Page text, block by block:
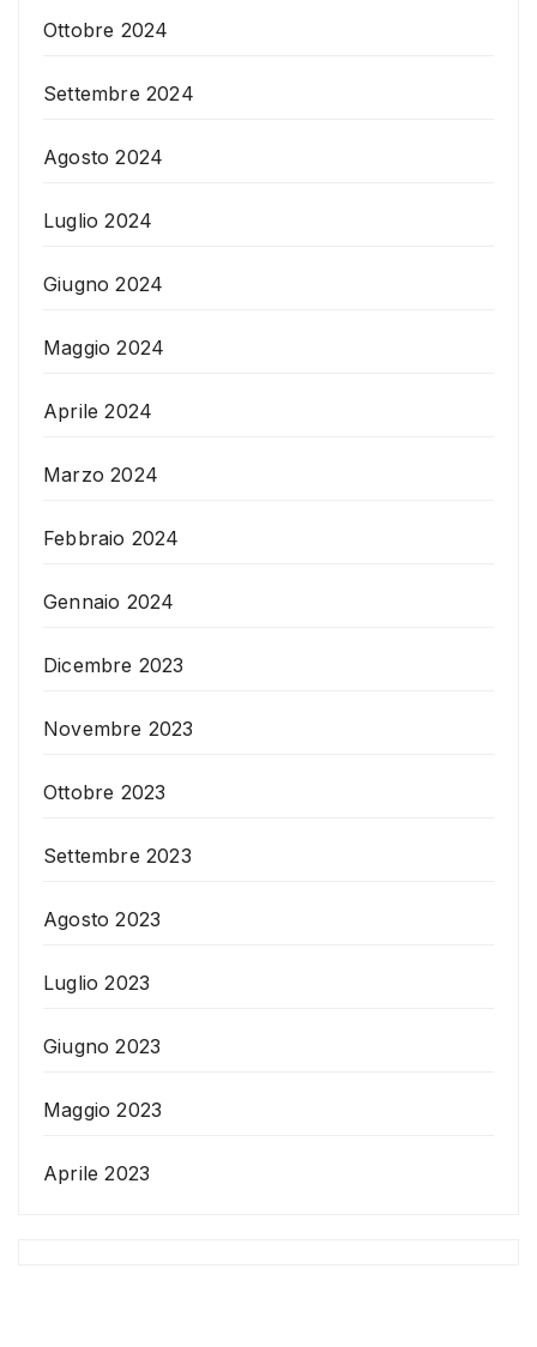
Ottobre 2024
Settembre 2024
Agosto 2024
Luglio 2024
Giugno 2024
Maggio 2024
Aprile 2024
Marzo 2024
Febbraio 2024
Gennaio 2024
Dicembre 2023
Novembre 2023
Ottobre 2023
Settembre 2023
Agosto 2023
Luglio 2023
Giugno 2023
Maggio 2023
Aprile 2023